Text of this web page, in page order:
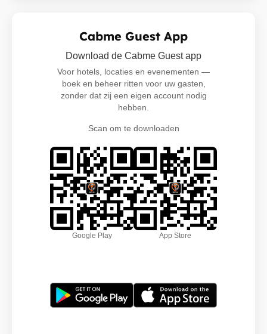
Cabme Guest App
Download de Cabme Guest app
Voor hotels, locaties en evenementen —
boek en beheer ritten voor uw gasten,
zonder dat zij een eigen account nodig
hebben.
Scan om te downloaden
Google Play App Store